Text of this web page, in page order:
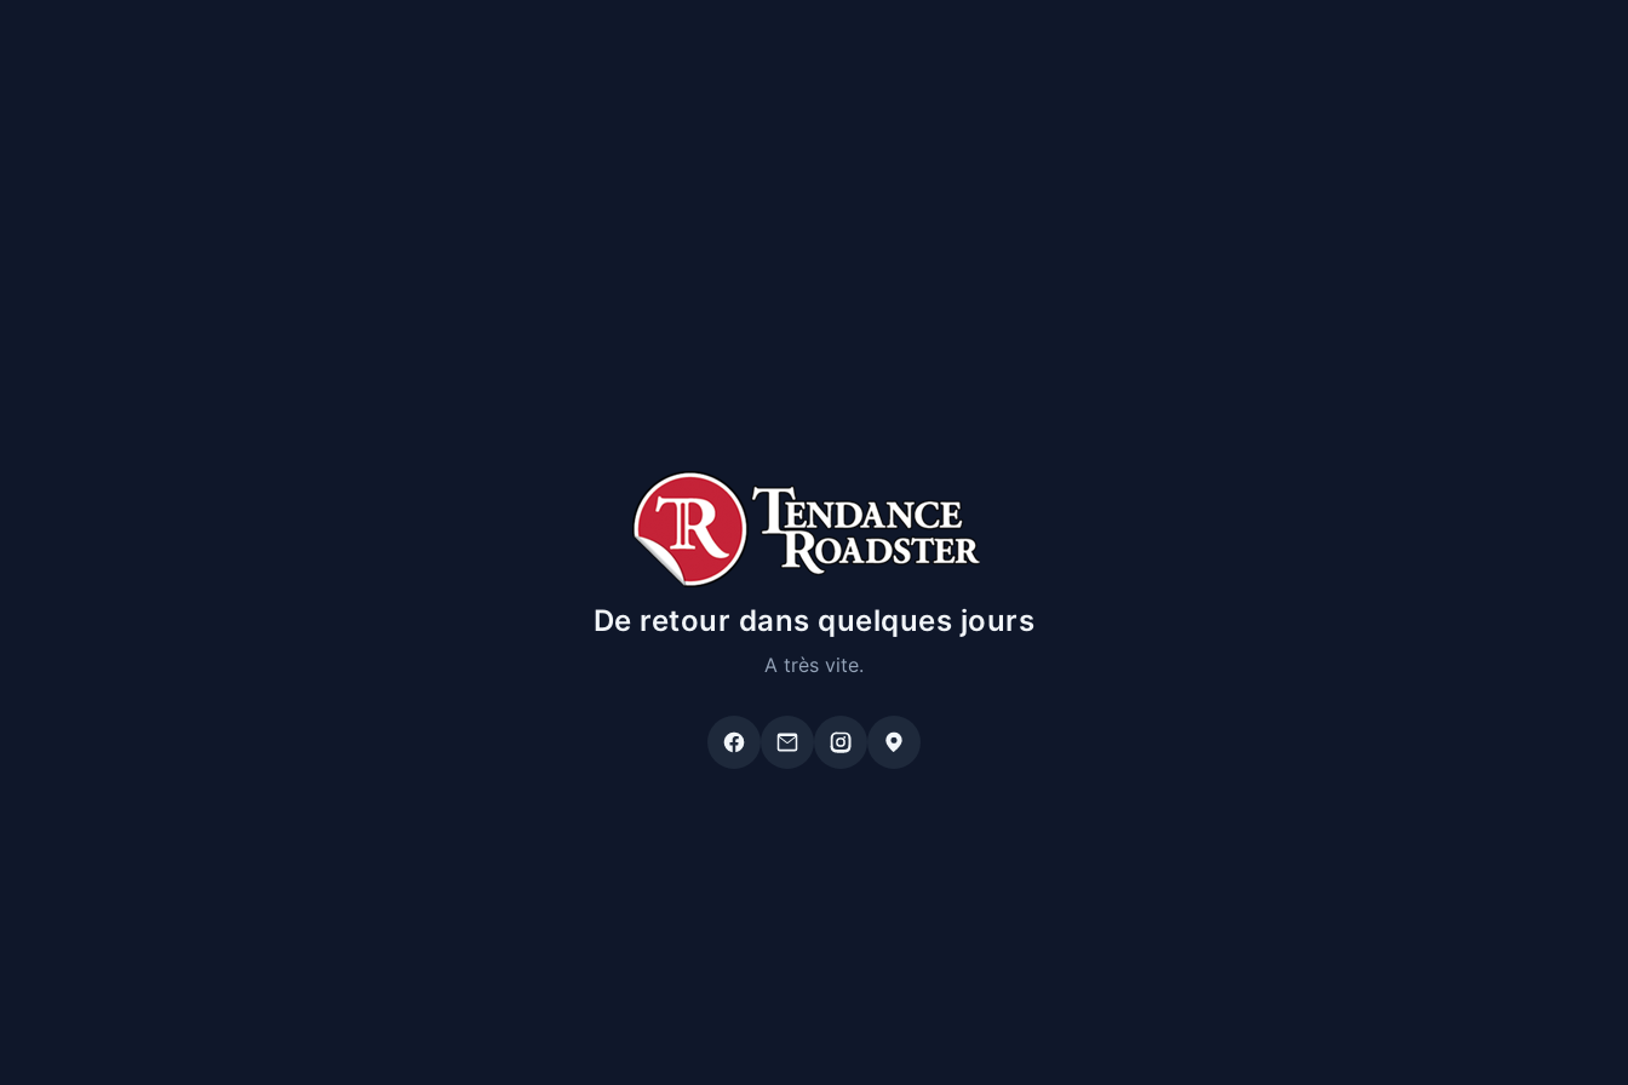
De retour dans quelques jours
A très vite.